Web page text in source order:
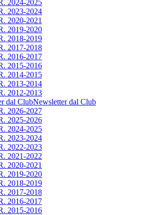
2024-2025
2023-2024
2020-2021
2019-2020
2018-2019
2017-2018
2016-2017
2015-2016
2014-2015
2013-2014
2012-2013
dal ClubNewsletter dal Club
2026-2027
2025-2026
2024-2025
2023-2024
2022-2023
2021-2022
2020-2021
2019-2020
2018-2019
2017-2018
2016-2017
2015-2016